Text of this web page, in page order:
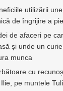
utilizării
de îngrijire a
de afaceri pe
și unde un
munca
cu
Ilie, pe muntele